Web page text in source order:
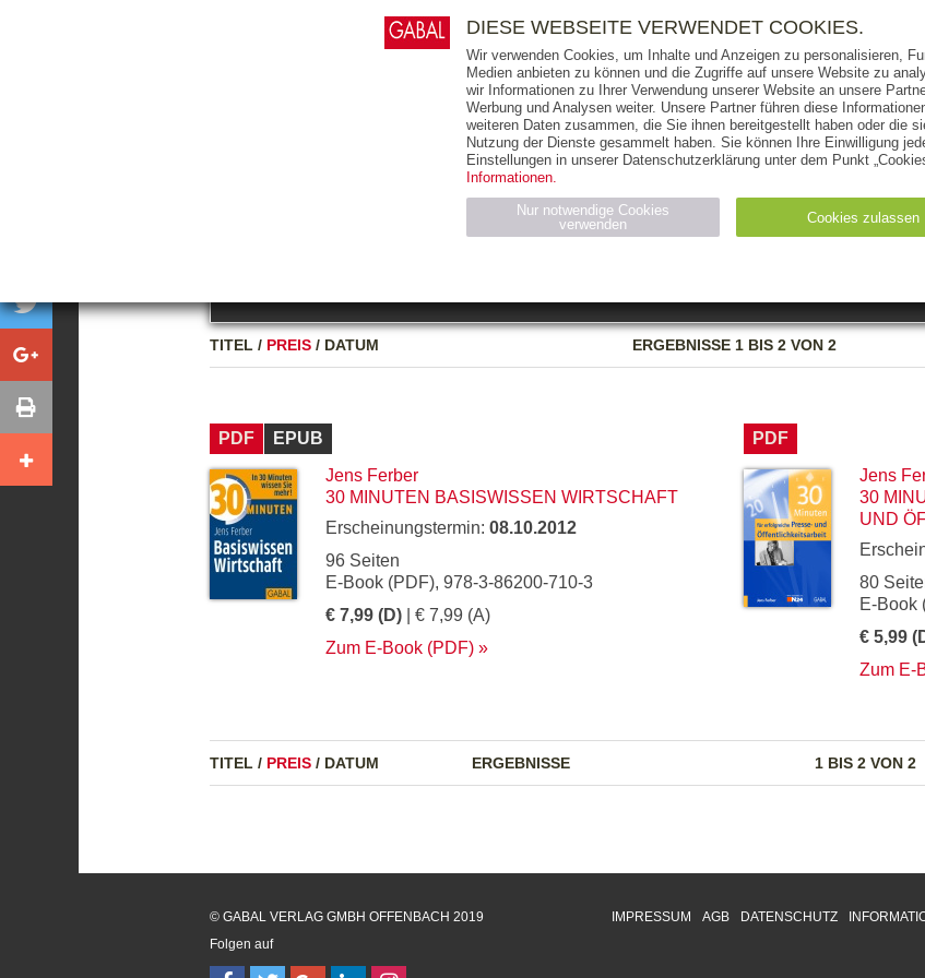
AUSGABEART AUS DER REIHE
TITEL / PREIS / DATUM ERGEBNISSE1 BIS 2 VON 2
PDF
EPUB
Jens Ferber
30 MINUTEN BASISWISSEN WIRTSCHAFT
Erscheinungstermin: 08.10.2012
96 Seiten
E-Book (PDF), 978-3-86200-710-3
€ 7,99 (D) | € 7,99 (A)
Zum E-Book (PDF)
PDF
Jens
30
UND
80
E-Book
€ 5,99
Zum E-
TITEL / PREIS / DATUM ERGEBNISSE 1 BIS 2 VON 2
E-BOOKS AUDIO-CDS MP3 NON-BOOKS
THEMEN AUTOREN VERLAG
RIGHTS PRESSE HANDEL FÜR UNTERNEHMEN
IMPRESSUM AGB DATENSCHUTZ
© GABAL VERLAG GMBH OFFENBACH 2019
Folgen auf
DIESE WEBSEITE VERWENDET COOKIES.
Wir verwenden Cookies, um Inhalte und Anzeigen zu personalisieren,
Medien anbieten zu können und die Zugriffe auf unsere Website zu
wir Informationen zu Ihrer Verwendung unserer Website an unsere
Werbung und Analysen weiter. Unsere Partner führen diese
weiteren Daten zusammen, die Sie ihnen bereitgestellt haben oder die
Nutzung der Dienste gesammelt haben. Sie können Ihre Einwilligung
Einstellungen in unserer Datenschutzerklärung unter dem Punkt
Informationen.
Nur notwendige Cookies
verwenden
Cookies zulassen
Name Anbieter Zweck
Wird für die Speicherung der Benutzer-Session